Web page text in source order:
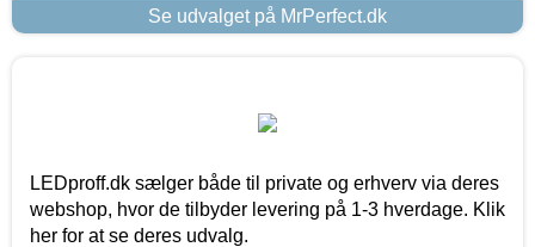
Se udvalget på MrPerfect.dk
LEDproff.dk sælger både til private og erhverv via deres
webshop, hvor de tilbyder levering på 1-3 hverdage. Klik
her for at se deres udvalg.